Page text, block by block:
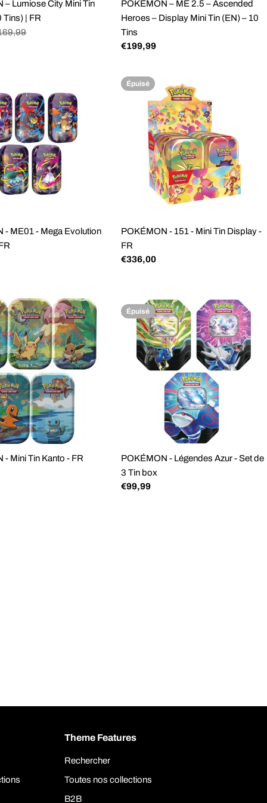
– Lumiose City Mini Tin
Tins) | FR
POKÉMON – ME 2.5 – Ascended
Heroes – Display Mini Tin (EN) – 10
Tins
Prix
€199,99
- ME01 - Mega Evolution
Épuisé
POKÉMON - 151 - Mini Tin Display -
FR
Prix
€336,00
- Mini Tin Kanto - FR
Épuisé
POKÉMON - Légendes Azur - Set de
3 Tin box
Prix
€99,99
Theme Features
Rechercher
Toutes nos collections
B2B